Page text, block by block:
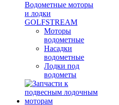
Водометные моторы
и лодки
GOLFSTREAM
Моторы
водометные
Насадки
водометные
Лодки под
водометы